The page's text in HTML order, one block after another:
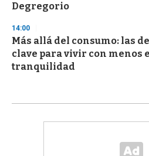
Degregorio
14:00
Más allá del consumo: las
clave para vivir con menos
tranquilidad